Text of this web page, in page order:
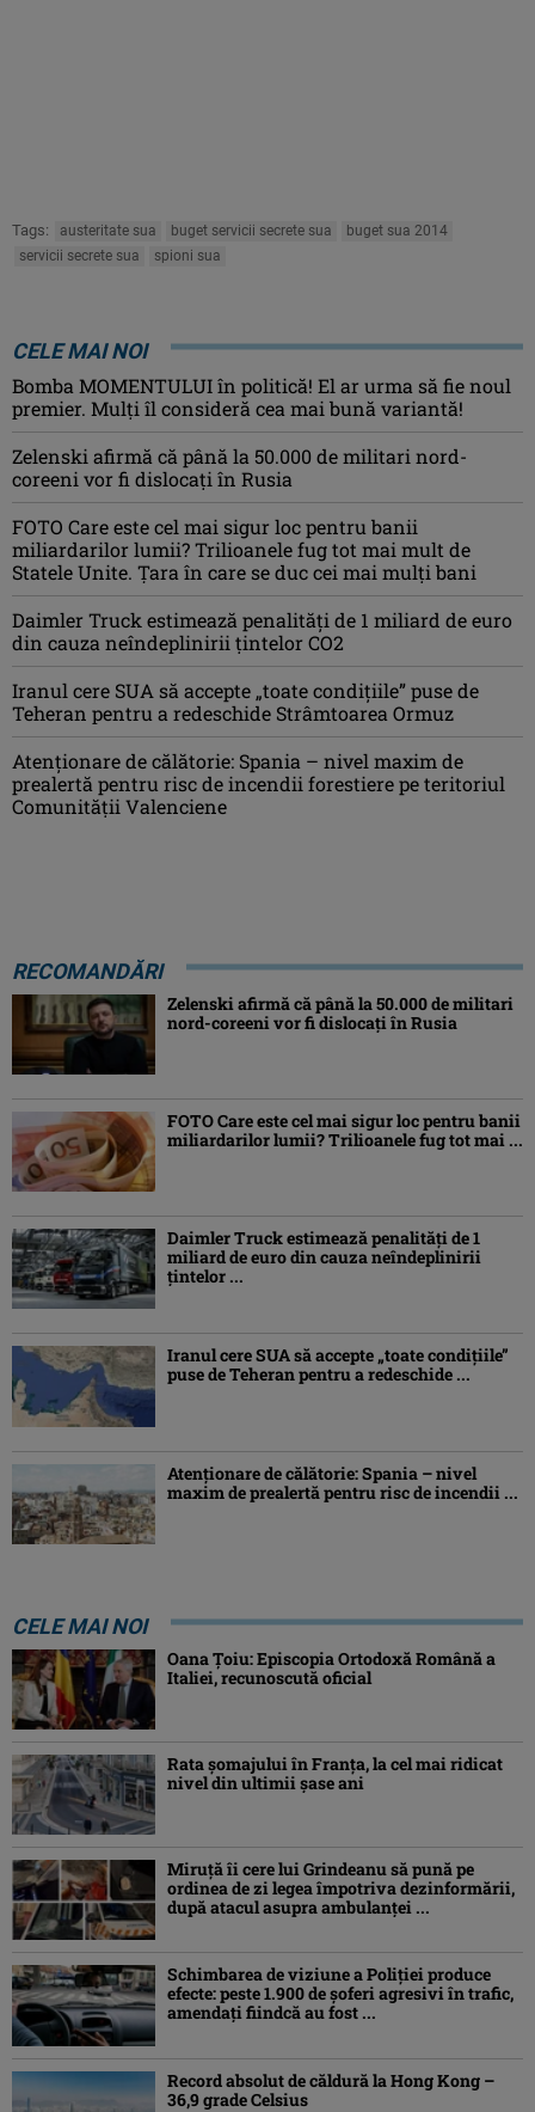
Tags: austeritate sua buget servicii secrete sua
buget sua 2014
servicii secrete sua
spioni sua
CELE MAI NOI
Bomba MOMENTULUI în politică! El ar urma să fie noul
premier. Mulți îl consideră cea mai bună variantă!
Zelenski afirmă că până la 50.000 de militari nord-
coreeni vor fi dislocaţi în Rusia
FOTO Care este cel mai sigur loc pentru banii
miliardarilor lumii? Trilioanele fug tot mai mult de
Statele Unite. Țara în care se duc cei mai mulți bani
Daimler Truck estimează penalități de 1 miliard de euro
din cauza neîndeplinirii țintelor CO2
Iranul cere SUA să accepte „toate condiţiile” puse de
Teheran pentru a redeschide Strâmtoarea Ormuz
Atenţionare de călătorie: Spania – nivel maxim de
prealertă pentru risc de incendii forestiere pe teritoriul
Comunităţii Valenciene
RECOMANDĂRI
Zelenski afirmă că până la 50.000 de militari
nord-coreeni vor fi dislocaţi în Rusia
FOTO Care este cel mai sigur loc pentru banii
miliardarilor lumii? Trilioanele fug tot mai ...
Daimler Truck estimează penalități de 1
miliard de euro din cauza neîndeplinirii
țintelor ...
Iranul cere SUA să accepte „toate condiţiile”
puse de Teheran pentru a redeschide ...
Atenţionare de călătorie: Spania – nivel
maxim de prealertă pentru risc de incendii ...
CELE MAI NOI
Oana Ţoiu: Episcopia Ortodoxă Română a
Italiei, recunoscută oficial
Rata şomajului în Franța, la cel mai ridicat
nivel din ultimii şase ani
Miruţă îi cere lui Grindeanu să pună pe
ordinea de zi legea împotriva dezinformării,
după atacul asupra ambulanței ...
Schimbarea de viziune a Poliţiei produce
efecte: peste 1.900 de şoferi agresivi în trafic,
amendaţi fiindcă au fost ...
Record absolut de căldură la Hong Kong –
36,9 grade Celsius